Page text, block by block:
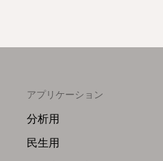
Footer
Menu
アプリケーション
分析用
民生用